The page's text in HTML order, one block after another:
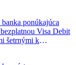
ponúkajúca
Visa Debit
šetrnými k